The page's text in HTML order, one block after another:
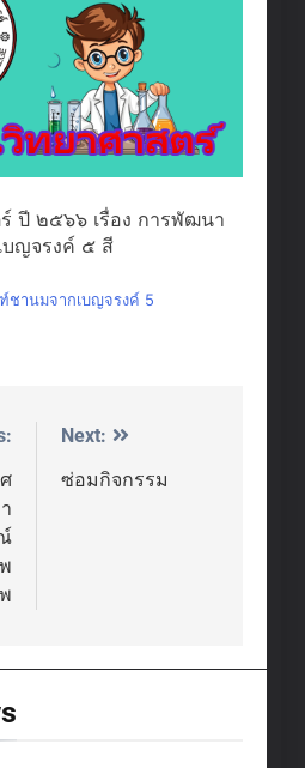
ปี ๒๕๖๖ เรื่อง การพัฒนา
ญจรงค์ ๕ สี
านมจากเบญจรงค์ 5
Next:
ซ่อมกิจกรรม